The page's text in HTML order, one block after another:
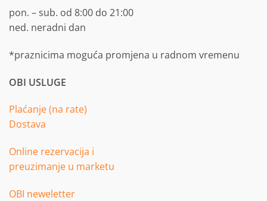
pon. – sub. od 8:00 do 21:00
ned. neradni dan
*praznicima moguća promjena u radnom vremenu
OBI USLUGE
Plaćanje (na rate)
Dostava
Online rezervacija i
preuzimanje u marketu
OBI neweletter